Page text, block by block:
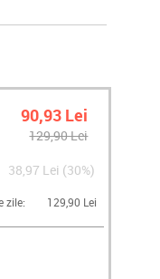
90,93 Lei
129,90 Lei
38,97 Lei (30%)
zile: 129,90 Lei